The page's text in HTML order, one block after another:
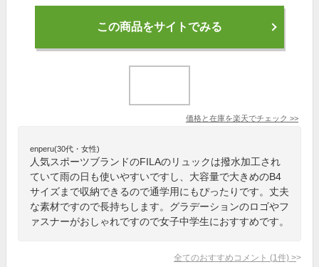
この商品をサイトでみる
価格と在庫を楽天でチェック >>
enperu(30代・女性)
人気スポーツブランドのFILAのリュックは撥水加工され
ていて雨の日も使いやすいですし、大容量で大きめのB4
サイズまで収納できるので通学用にもぴったりです。丈夫
な素材ですので長持ちします。グラデーションのロゴやフ
ァスナーがおしゃれですので女子中学生におすすめです。
全てのおすすめコメント (1 件) >